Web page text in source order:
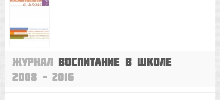
Журнал Воспитание в школе
2008 – 2016